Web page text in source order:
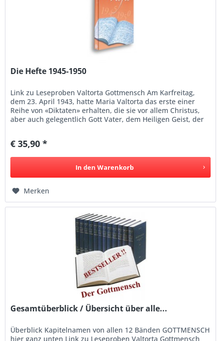
Die Hefte 1945-1950
Link zu Leseproben Valtorta Gottmensch Am Karfreitag,
dem 23. April 1943, hatte Maria Valtorta das erste einer
Reihe von «Diktaten» erhalten, die sie vor allem Christus,
aber auch gelegentlich Gott Vater, dem Heiligen Geist, der
€ 35,90 *
In den Warenkorb
Merken
Gesamtüberblick / Übersicht über alle...
Überblick Kapitelnamen von allen 12 Bänden GOTTMENSCH
hier ganz unten Link zu Leseproben Valtorta Gottmensch